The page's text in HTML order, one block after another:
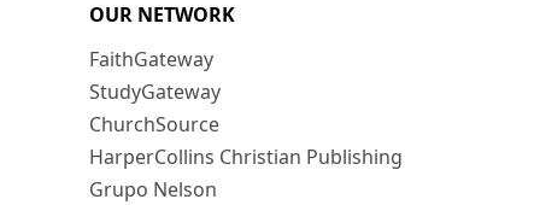
OUR NETWORK
FaithGateway
StudyGateway
ChurchSource
HarperCollins Christian Publishing
Grupo Nelson